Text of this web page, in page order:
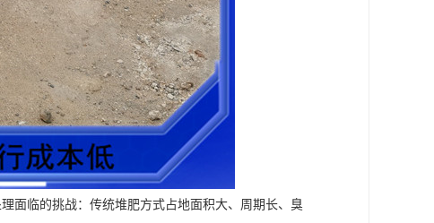
面临的挑战：传统堆肥方式占地面积大、周期长、臭